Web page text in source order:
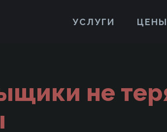
УСЛУГИ ЦЕНЫ
не